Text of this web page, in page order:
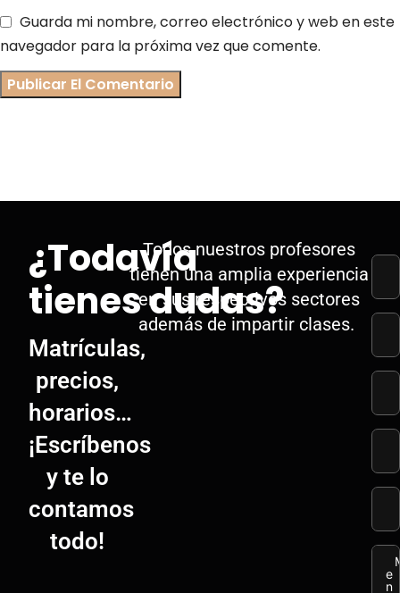
Guarda mi nombre, correo electrónico y web en este
navegador para la próxima vez que comente.
¿Todavía
tienes dudas?
Matrículas,
precios,
horarios…
¡Escríbenos
y te lo
contamos
todo!
Todos nuestros profesores
tienen una amplia experiencia
en sus respectivos sectores
además de impartir clases.